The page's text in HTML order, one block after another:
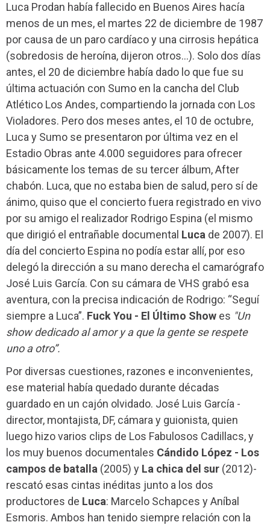
Luca Prodan había fallecido en Buenos Aires hacía
menos de un mes, el martes 22 de diciembre de 1987
por causa de un paro cardíaco y una cirrosis hepática
(sobredosis de heroína, dijeron otros…). Solo dos días
antes, el 20 de diciembre había dado lo que fue su
última actuación con Sumo en la cancha del Club
Atlético Los Andes, compartiendo la jornada con Los
Violadores. Pero dos meses antes, el 10 de octubre,
Luca y Sumo se presentaron por última vez en el
Estadio Obras ante 4.000 seguidores para ofrecer
básicamente los temas de su tercer álbum, After
chabón. Luca, que no estaba bien de salud, pero sí de
ánimo, quiso que el concierto fuera registrado en vivo
por su amigo el realizador Rodrigo Espina (el mismo
que dirigió el entrañable documental Luca de 2007). El
día del concierto Espina no podía estar allí, por eso
delegó la dirección a su mano derecha el camarógrafo
José Luis García. Con su cámara de VHS grabó esa
aventura, con la precisa indicación de Rodrigo: “Seguí
siempre a Luca”. Fuck You - El Último Show es "Un
show dedicado al amor y a que la gente se respete
uno a otro”.
Por diversas cuestiones, razones e inconvenientes,
ese material había quedado durante décadas
guardado en un cajón olvidado. José Luis García -
director, montajista, DF, cámara y guionista, quien
luego hizo varios clips de Los Fabulosos Cadillacs, y
los muy buenos documentales Cándido López - Los
campos de batalla (2005) y La chica del sur (2012)-
rescató esas cintas inéditas junto a los dos
productores de Luca: Marcelo Schapces y Aníbal
Esmoris. Ambos han tenido siempre relación con la